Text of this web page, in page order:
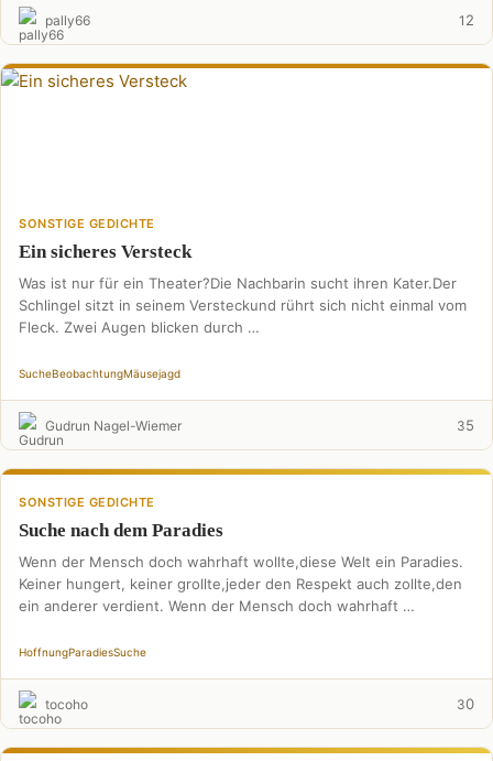
pally66 1 2
SONSTIGE GEDICHTE
Ein sicheres Versteck
Was ist nur für ein Theater?Die Nachbarin sucht ihren Kater.Der
Schlingel sitzt in seinem Versteckund rührt sich nicht einmal vom
Fleck. Zwei Augen blicken durch …
SucheBeobachtungMäusejagd
Gudrun Nagel-Wiemer 35
SONSTIGE GEDICHTE
Suche nach dem Paradies
Wenn der Mensch doch wahrhaft wollte,diese Welt ein Paradies.
Keiner hungert, keiner grollte,jeder den Respekt auch zollte,den
ein anderer verdient. Wenn der Mensch doch wahrhaft …
HoffnungParadiesSuche
tocoho 30